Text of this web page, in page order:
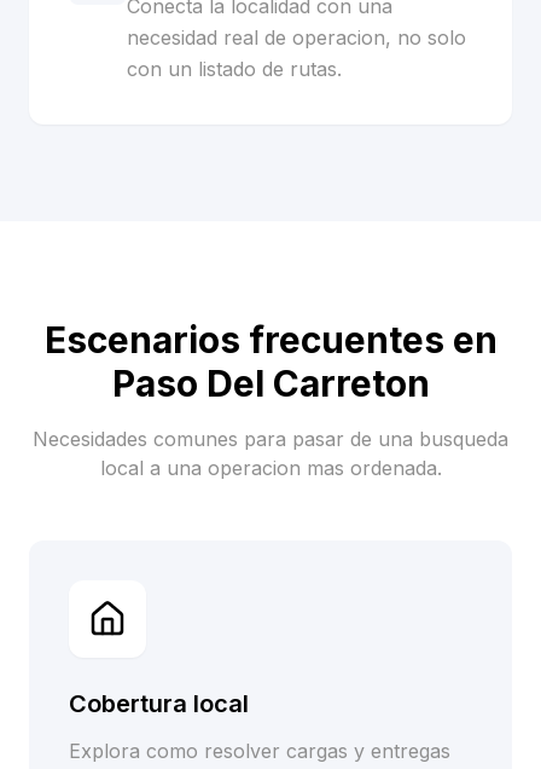
Conecta la localidad con una
necesidad real de operacion, no solo
con un listado de rutas.
Escenarios frecuentes en
Paso Del Carreton
Necesidades comunes para pasar de una busqueda
local a una operacion mas ordenada.
Cobertura local
Explora como resolver cargas y entregas